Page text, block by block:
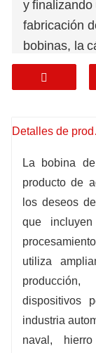
y finalizando
fabricación
bobinas, la
laminadora
a la
tira por
placa,
productos
fortaleza,
arrollado
utilizado en
barcos,
maquinaria y
La bobina
producto de
los deseos
que
utiliza
dispositivos
industria
naval,